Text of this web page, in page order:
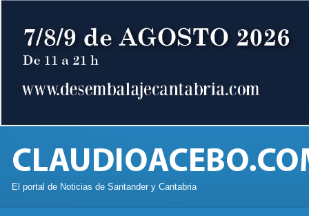
El portal de Noticias de Santander y Cantabria